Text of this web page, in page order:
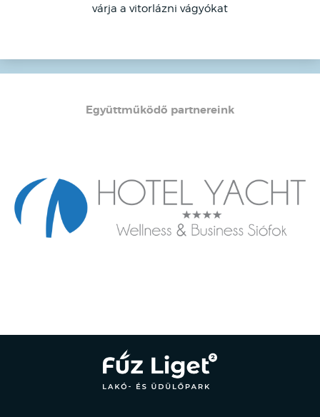
várja a vitorlázni vágyókat
Együttműködő partnereink